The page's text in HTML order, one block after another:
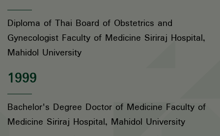
Diploma of Thai Board of Obstetrics and
Gynecologist Faculty of Medicine Siriraj Hospital,
Mahidol University
1999
Bachelor's Degree Doctor of Medicine Faculty of
Medicine Siriraj Hospital, Mahidol University